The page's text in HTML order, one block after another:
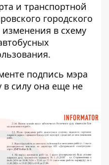
и транспортной
городского
в схему
подпись мэра
в силу она еще не